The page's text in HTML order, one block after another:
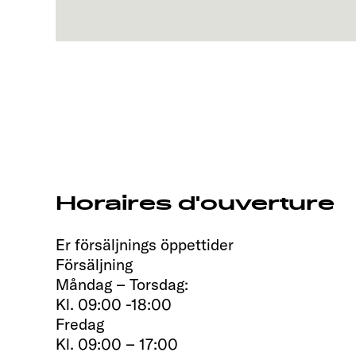
Horaires d'ouverture
Er försäljnings öppettider
Försäljning
Måndag – Torsdag:
Kl. 09:00 -18:00
Fredag
Kl. 09:00 – 17:00